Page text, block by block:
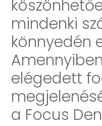
mindenki
könnyedén
elégedett
a Focus